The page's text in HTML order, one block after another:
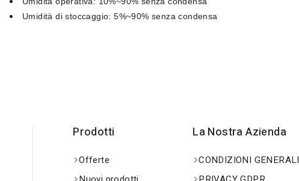
Umidità di stoccaggio: 5%~90% senza condensa
Prodotti
Offerte
La Nostra Azienda
CONDIZIONI GENERALI